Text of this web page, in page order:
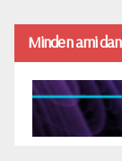
Minden ami